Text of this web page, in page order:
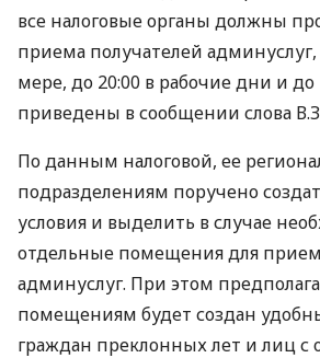
все налоговые органы должны
приема получателей
мере, до 20:00 в рабочие дни и до
приведены в сообщении слова
По данным налоговой, ее
подразделениям поручено
условия и выделить в случае
отдельные помещения для
админуслуг. При этом
помещениям будет создан
граждан преклонных лет и лиц